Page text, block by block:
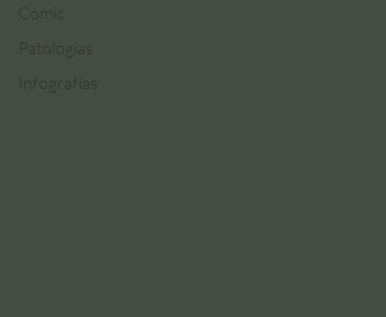
Cómic
Patologías
Infografías